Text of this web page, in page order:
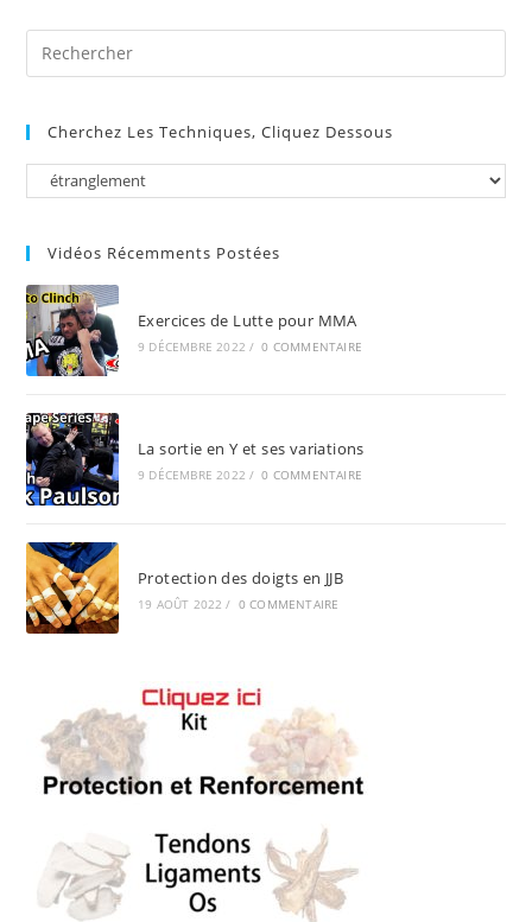
8
the
Cherchez Les Techniques, Cliquez Dessous
Vidéos Récemments Postées
Exercices de Lutte pour MMA
9 DÉCEMBRE 2022 / 0 COMMENTAIRE
La sortie en Y et ses variations
9 DÉCEMBRE 2022 / 0 COMMENTAIRE
Protection des doigts en JJB
19 AOÛT 2022 / 0 COMMENTAIRE